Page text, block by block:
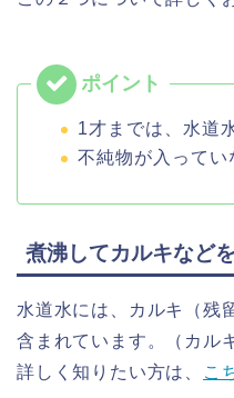
1才までは、水道
不純物が入ってい
煮沸してカルキなど
水道水には、カルキ（残
含まれています。（カル
詳しく知りたい方は、
こ